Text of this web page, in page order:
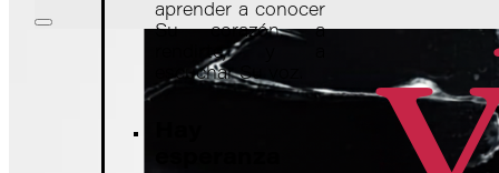
aprender a conocer
Su corazón, a
rendirte, y a
escuchar Su voz.